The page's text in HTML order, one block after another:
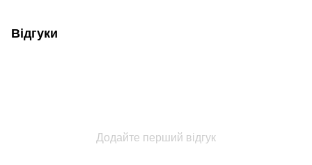
Відгуки
Додайте перший відгук